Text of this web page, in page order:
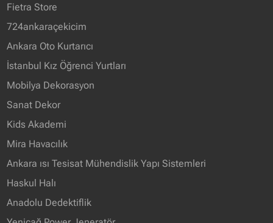
Fietra Store
724ankaraçekicim
Ankara Oto Kurtarıcı
İstanbul Kız Öğrenci Yurtları
Mobilya Dekorasyon
Sanat Dekor
Kids Akademi
Mira Havacılık
Ankara ısı Tesisat Mühendislik Yapı Sistemleri
Haskul Halı
Anadolu Dedektiflik